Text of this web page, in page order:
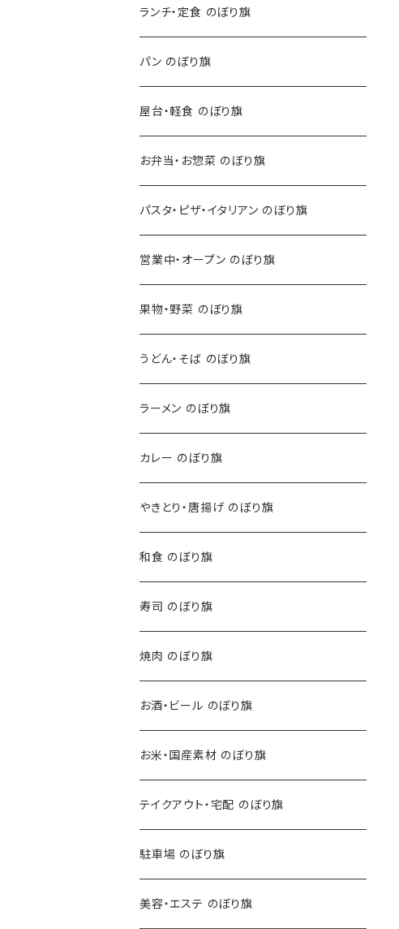
ランチ・定食 のぼり旗
パン のぼり旗
屋台・軽食 のぼり旗
お弁当・お惣菜 のぼり旗
パスタ・ピザ・イタリアン のぼり旗
営業中・オープン のぼり旗
果物・野菜 のぼり旗
うどん・そば のぼり旗
ラーメン のぼり旗
カレー のぼり旗
やきとり・唐揚げ のぼり旗
和食 のぼり旗
寿司 のぼり旗
焼肉 のぼり旗
お酒・ビール のぼり旗
お米・国産素材 のぼり旗
テイクアウト・宅配 のぼり旗
駐車場 のぼり旗
美容・エステ のぼり旗